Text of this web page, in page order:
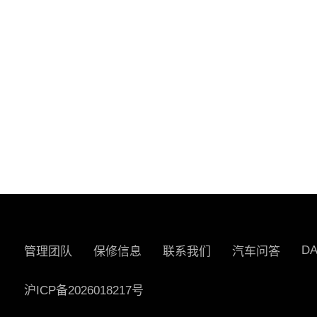
管理团队 保修信息 联系我们 汽车问答
沪ICP备2026018217号